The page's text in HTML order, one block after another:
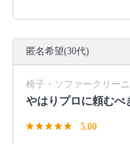
匿名希望(30代)
椅子・ソファークリー
やはりプロに頼むべ
5.00